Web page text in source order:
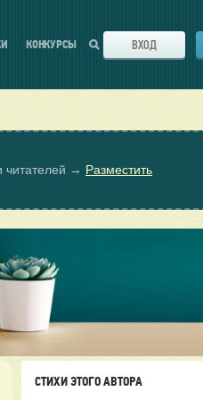
КОНКУРСЫ ВХОД
читателей → Разместить
СТИХИ ЭТОГО АВТОРА